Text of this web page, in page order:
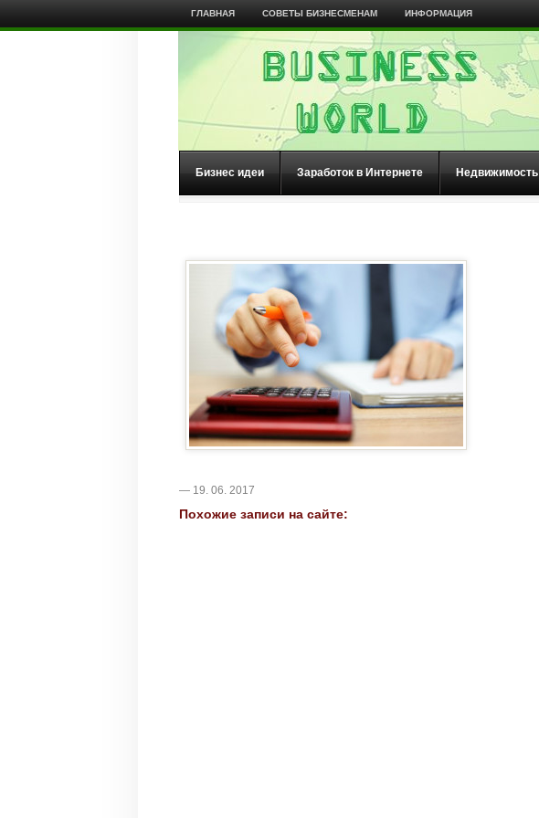
ГЛАВНАЯ СОВЕТЫ БИЗНЕСМЕНАМ ИНФОРМАЦИЯ
Бизнес идеи Заработок в Интернете Недвижимость
— 19. 06. 2017
Похожие записи на сайте: